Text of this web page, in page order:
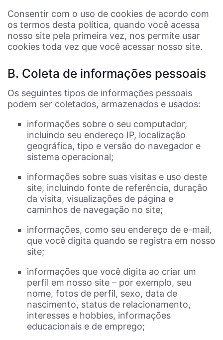
Consentir com o uso de cookies de acordo com
os termos desta política, quando você acessa
nosso site pela primeira vez, nos permite usar
cookies toda vez que você acessar nosso site.
B. Coleta de informações pessoais
Os seguintes tipos de informações pessoais
podem ser coletados, armazenados e usados:
informações sobre o seu computador,
incluindo seu endereço IP, localização
geográfica, tipo e versão do navegador e
sistema operacional;
informações sobre suas visitas e uso deste
site, incluindo fonte de referência, duração
da visita, visualizações de página e
caminhos de navegação no site;
informações, como seu endereço de e-mail,
que você digita quando se registra em nosso
site;
informações que você digita ao criar um
perfil em nosso site – por exemplo, seu
nome, fotos de perfil, sexo, data de
nascimento, status de relacionamento,
interesses e hobbies, informações
educacionais e de emprego;